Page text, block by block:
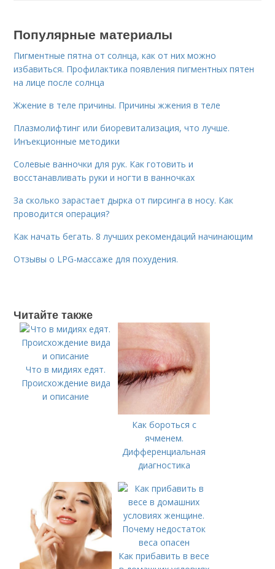
Популярные материалы
Пигментные пятна от солнца, как от них можно
избавиться. Профилактика появления пигментных пятен
на лице после солнца
Жжение в теле причины. Причины жжения в теле
Плазмолифтинг или биоревитализация, что лучше.
Инъекционные методики
Солевые ванночки для рук. Как готовить и
восстанавливать руки и ногти в ванночках
За сколько зарастает дырка от пирсинга в носу. Как
проводится операция?
Как начать бегать. 8 лучших рекомендаций начинающим
Отзывы о LPG-массаже для похудения.
Читайте также
Что в мидиях едят.
Происхождение вида
и описание
Как бороться с
ячменем.
Дифференциальная
диагностика
Как прибавить в весе